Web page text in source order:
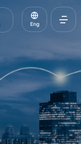
Eng
열기